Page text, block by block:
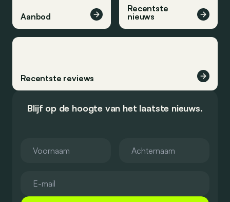
Aanbod
Recentste
nieuws
Recentste reviews
Blijf op de hoogte van het laatste nieuws.